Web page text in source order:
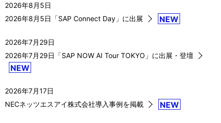
2026年8月5日
2026年8月5日「SAP Connect Day」に出展
NEW
2026年7月29日
2026年7月29日「SAP NOW AI Tour TOKYO」に出展・登壇
NEW
2026年7月17日
NECネッツエスアイ株式会社導入事例を掲載
NEW